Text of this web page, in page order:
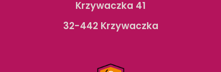
Krzywaczka 41
32-442 Krzywaczka